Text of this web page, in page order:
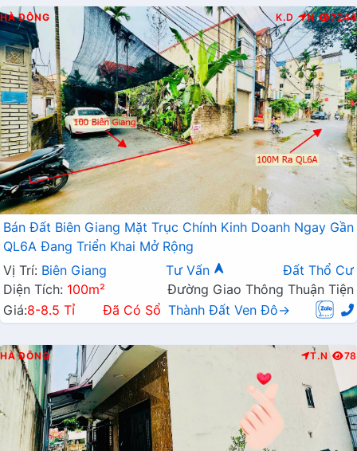
HÀ ĐÔNG K.D N 7244
Bán Đất Biên Giang Mặt Trục Chính Kinh Doanh Ngay Gần
QL6A Đang Triển Khai Mở Rộng
Vị Trí: Biên Giang Tư Vấn
Đất Thổ Cư
Diện Tích: 100m²
Đường Giao Thông Thuận Tiện
Giá:8-8.5 Tỉ Đã Có Sổ Thành Đất Ven Đô→
HÀ ĐÔNG T.N 78